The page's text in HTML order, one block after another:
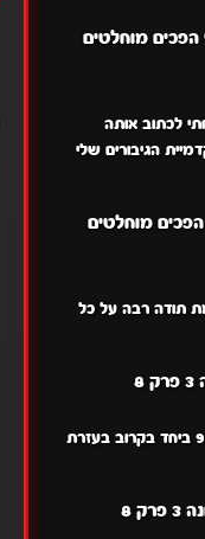
הפכים מוחלטים
לכתוב אותה
הגיבורים שלי
מוחלטים
תודה רבה על כל
8
אנחנו עובדים על זה נעלה את פרקים 9-10 ביחד בקרוב בעזרת
8